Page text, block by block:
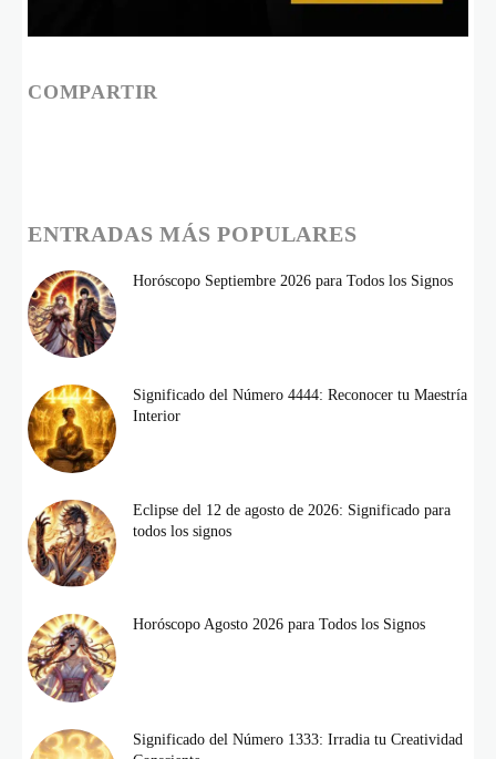
COMPARTIR
ENTRADAS MÁS POPULARES
Horóscopo Septiembre 2026 para Todos los Signos
Significado del Número 4444: Reconocer tu Maestría
Interior
Eclipse del 12 de agosto de 2026: Significado para
todos los signos
Horóscopo Agosto 2026 para Todos los Signos
Significado del Número 1333: Irradia tu Creatividad